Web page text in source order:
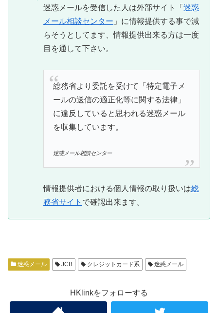
迷惑メールを受信した人は外部サイト「 迷惑
メール相談センター 」に情報提供する事で減
らそうとしてます、情報提供出来る方は一度
目を通して下さい。
総務省より委託を受けて「特定電子メ
ールの送信の適正化等に関する法律」
に違反していると思われる迷惑メール
を収集しています。
迷惑メール相談センター
情報提供者における個人情報の取り扱いは総
務省サイト で確認出来ます。
迷惑メール JCB クレジットカード系 迷惑メール
HKlinkをフォローする